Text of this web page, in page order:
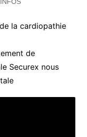
la cardiopathie
de
Securex nous